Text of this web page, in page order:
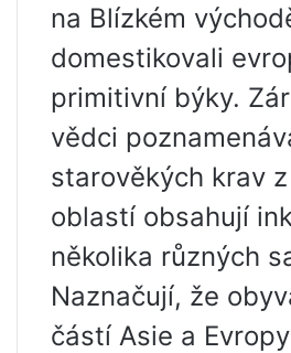
na Blízkém
domestikovali
primitivní býky.
vědci
starověkých krav
oblastí obsahují
několika různých
Naznačují, že
částí Asie a